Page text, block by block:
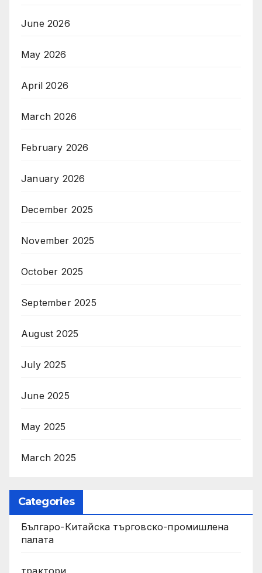
June 2026
May 2026
April 2026
March 2026
February 2026
January 2026
December 2025
November 2025
October 2025
September 2025
August 2025
July 2025
June 2025
May 2025
March 2025
Categories
Българо-Китайска търговско-промишлена
палата